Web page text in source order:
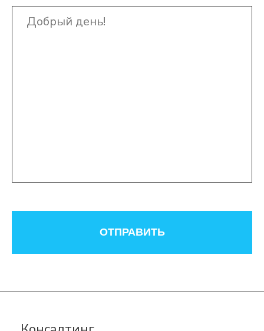
ОТПРАВИТЬ